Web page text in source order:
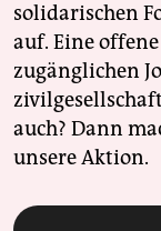
solidarischen
auf. Eine
zugänglichen
auch? Dann
unsere Aktion.